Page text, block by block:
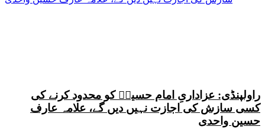
راولپنڈی: عزاداریِ امام حسینؑ کو محدود کرنے کی
کسی سازش کی اجازت نہیں دیں گے، علامہ عارف
حسین واحدی